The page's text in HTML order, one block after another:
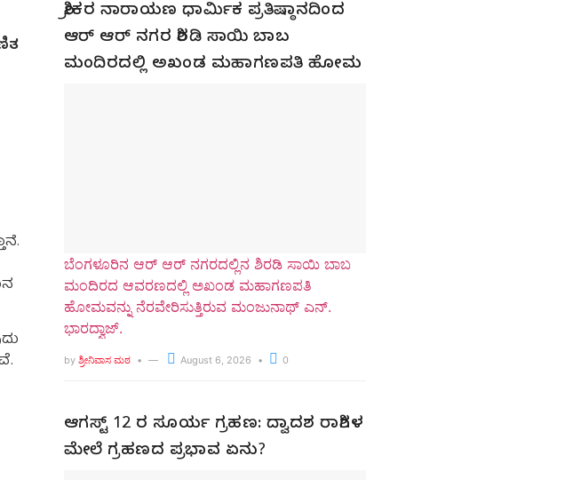
ಶ್ರೀಕರ ನಾರಾಯಣ ಧಾರ್ಮಿಕ ಪ್ರತಿಷ್ಠಾನದಿಂದ
ಆರ್ ಆರ್ ನಗರ ಶಿರಡಿ ಸಾಯಿ ಬಾಬ
ಮಂದಿರದಲ್ಲಿ ಅಖಂಡ ಮಹಾಗಣಪತಿ ಹೋಮ
ಬೆಂಗಳೂರಿನ ಆರ್ ಆರ್ ನಗರದಲ್ಲಿನ ಶಿರಡಿ ಸಾಯಿ ಬಾಬ
ಮಂದಿರದ ಆವರಣದಲ್ಲಿ ಅಖಂಡ ಮಹಾಗಣಪತಿ
ಹೋಮವನ್ನು ನೆರವೇರಿಸುತ್ತಿರುವ ಮಂಜುನಾಥ್ ಎನ್.
ಭಾರದ್ವಾಜ್.
by ಶ್ರೀನಿವಾಸ ಮಠ August 6, 2026 0
ಆಗಸ್ಟ್ 12 ರ ಸೂರ್ಯ ಗ್ರಹಣ: ದ್ವಾದಶ ರಾಶಿಗಳ
ಮೇಲೆ ಗ್ರಹಣದ ಪ್ರಭಾವ ಏನು?